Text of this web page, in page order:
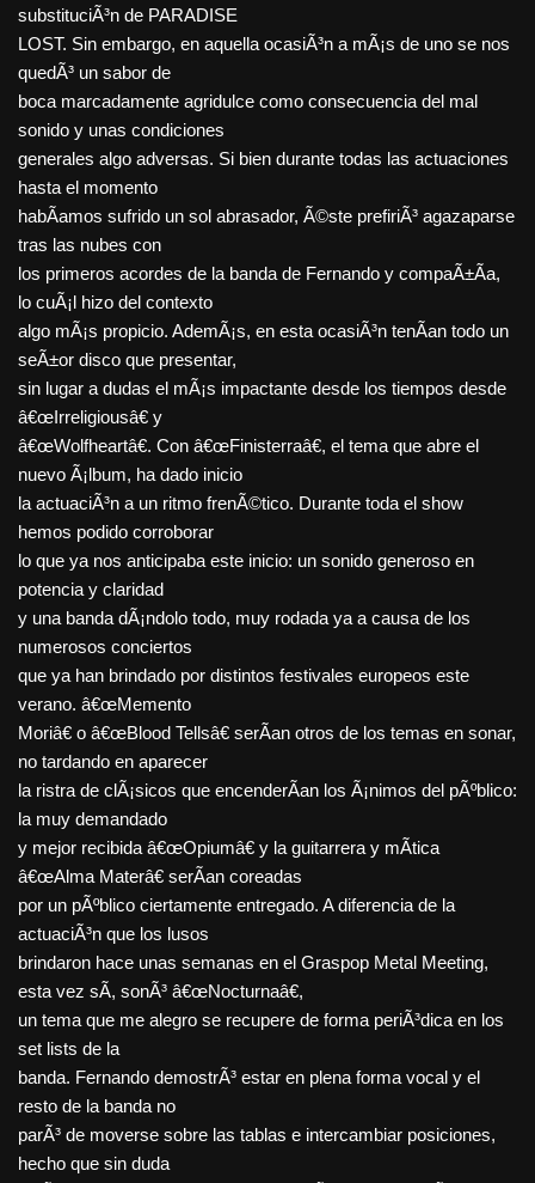
substituciÃ³n de PARADISE
LOST. Sin embargo, en aquella ocasiÃ³n a mÃ¡s de uno se nos
quedÃ³ un sabor de
boca marcadamente agridulce como consecuencia del mal
sonido y unas condiciones
generales algo adversas. Si bien durante todas las actuaciones
hasta el momento
habÃ­amos sufrido un sol abrasador, Ã©ste prefiriÃ³ agazaparse
tras las nubes con
los primeros acordes de la banda de Fernando y compaÃ±Ã­a,
lo cuÃ¡l hizo del contexto
algo mÃ¡s propicio. AdemÃ¡s, en esta ocasiÃ³n tenÃ­an todo un
seÃ±or disco que presentar,
sin lugar a dudas el mÃ¡s impactante desde los tiempos desde
â€œIrreligiousâ€ y
â€œWolfheartâ€. Con â€œFinisterraâ€, el tema que abre el
nuevo Ã¡lbum, ha dado inicio
la actuaciÃ³n a un ritmo frenÃ©tico. Durante toda el show
hemos podido corroborar
lo que ya nos anticipaba este inicio: un sonido generoso en
potencia y claridad
y una banda dÃ¡ndolo todo, muy rodada ya a causa de los
numerosos conciertos
que ya han brindado por distintos festivales europeos este
verano. â€œMemento
Moriâ€ o â€œBlood Tellsâ€ serÃ­an otros de los temas en sonar,
no tardando en aparecer
la ristra de clÃ¡sicos que encenderÃ­an los Ã¡nimos del pÃºblico:
la muy demandado
y mejor recibida â€œOpiumâ€ y la guitarrera y mÃ­tica
â€œAlma Materâ€ serÃ­an coreadas
por un pÃºblico ciertamente entregado. A diferencia de la
actuaciÃ³n que los lusos
brindaron hace unas semanas en el Graspop Metal Meeting,
esta vez sÃ­, sonÃ³ â€œNocturnaâ€,
un tema que me alegro se recupere de forma periÃ³dica en los
set lists de la
banda. Fernando demostrÃ³ estar en plena forma vocal y el
resto de la banda no
parÃ³ de moverse sobre las tablas e intercambiar posiciones,
hecho que sin duda